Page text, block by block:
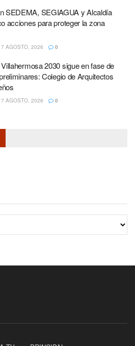
SEDEMA, SEGIAGUA y Alcaldía
acciones para proteger la zona
7 AGOSTO, 2026 0
2030 sigue en fase de
Colegio de Arquitectos
7 AGOSTO, 2026 0